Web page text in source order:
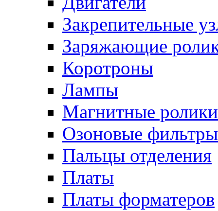
Закрепительные
Заряжающие
Коротроны
Лампы
Магнитные ролики
Озоновые фильтры
Пальцы отделения
Платы
Платы форматеров